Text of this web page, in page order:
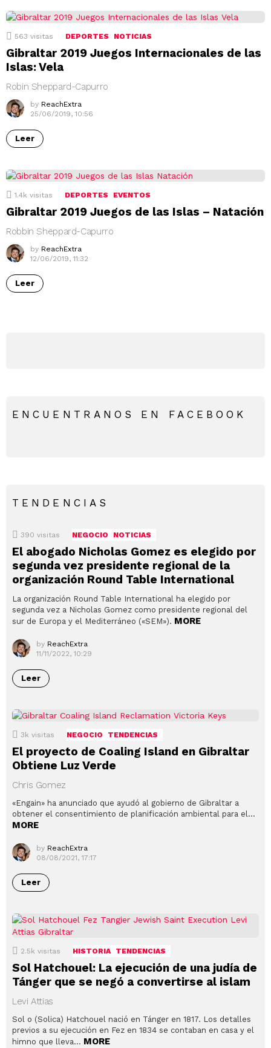
563 visitas DEPORTES NOTICIAS
Gibraltar 2019 Juegos Internacionales de las
Islas: Vela
Robin Sheppard-Capurro
by ReachExtra
25/06/2019, 10:56
Leer
1.4k visitas DEPORTES EVENTOS
Gibraltar 2019 Juegos de las Islas – Natación
Robbin Sheppard-Capurro
by ReachExtra
12/06/2019, 11:32
Leer
ENCUENTRANOS EN FACEBOOK
TENDENCIAS
390 visitas NEGOCIO NOTICIAS
El abogado Nicholas Gomez es elegido por
segunda vez presidente regional de la
organización Round Table International
La organización Round Table International ha elegido por
segunda vez a Nicholas Gomez como presidente regional del
sur de Europa y el Mediterráneo («SEM»). MORE
by ReachExtra
11/11/2022, 10:29
Leer
3k visitas NEGOCIO TENDENCIAS
El proyecto de Coaling Island en Gibraltar
Obtiene Luz Verde
Chris Gomez
«Engain» ha anunciado que ayudó al gobierno de Gibraltar a
obtener el consentimiento de planificación ambiental para el…
MORE
by ReachExtra
08/08/2021, 17:17
Leer
2.5k visitas HISTORIA TENDENCIAS
Sol Hatchouel: La ejecución de una judía de
Tánger que se negó a convertirse al islam
Levi Attias
Sol o (Solica) Hatchouel nació en Tánger en 1817. Los detalles
previos a su ejecución en Fez en 1834 se contaban en casa y el
himno que lleva… MORE